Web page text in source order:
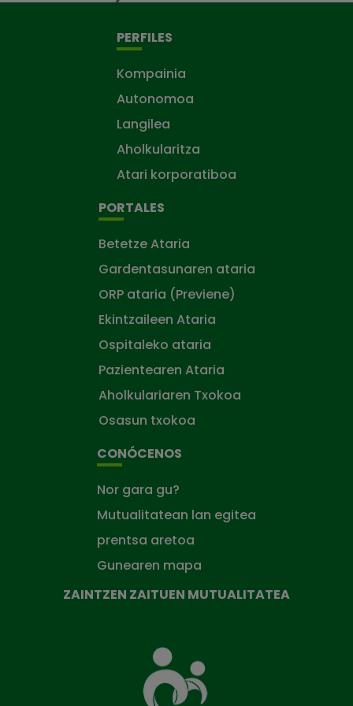
PERFILES
Kompainia
Autonomoa
Langilea
Aholkularitza
Atari korporatiboa
PORTALES
Betetze Ataria
Gardentasunaren ataria
ORP ataria (Previene)
Ekintzaileen Ataria
Ospitaleko ataria
Pazientearen Ataria
Aholkulariaren Txokoa
Osasun txokoa
CONÓCENOS
Nor gara gu?
Mutualitatean lan egitea
prentsa aretoa
Gunearen mapa
ZAINTZEN ZAITUEN MUTUALITATEA
zaituen
Mutua